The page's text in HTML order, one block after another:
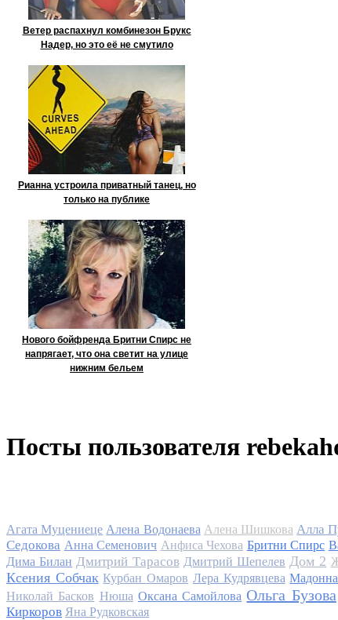
Ветер распахнул комбинезон Брукс
Надер, но это её не смутило
Рианна устроила приватный танец, но
только на публике
Нового бойфренда Бритни Спирс не
напрягает, что она светит на улице
нижним бельем
Посты пользователя
Агата Муцениеце Алена Водонаева Алена Шишкова Алла
Седокова Анна Семенович Анфиса Чехова Бритни Спирс
Дима Билан Дмитрий Тарасов Дмитрий Шепелев Дом 2
Ксения Собчак Курбан Омаров Лера Кудрявцева Мадонна
Николай Басков Нюша Оксана Самойлова Ольга Бузова
Киркоров Яна Рудковская